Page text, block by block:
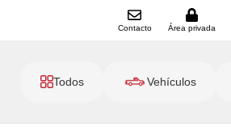
Contacto Área privada
Todos Vehículos